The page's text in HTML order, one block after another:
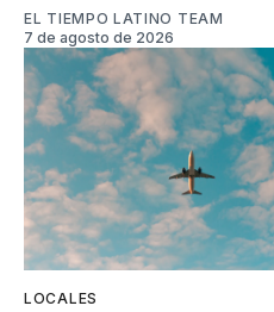
EL TIEMPO LATINO TEAM
7 de agosto de 2026
LOCALES